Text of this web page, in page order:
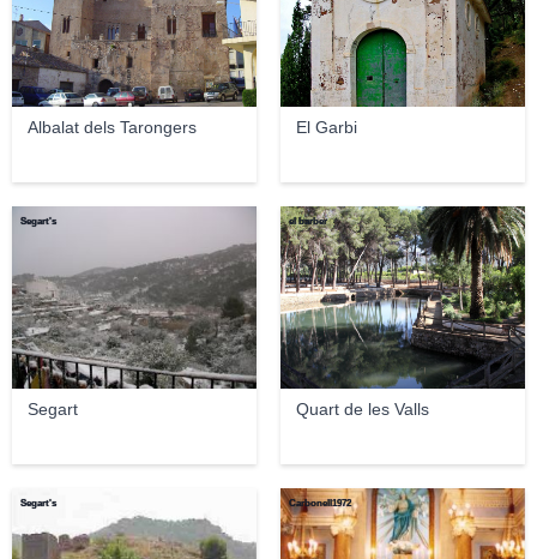
Albalat dels Tarongers El Garbi
Segart
Segart's
Quart de les Valls
el barber
Segart's Carbonell1972